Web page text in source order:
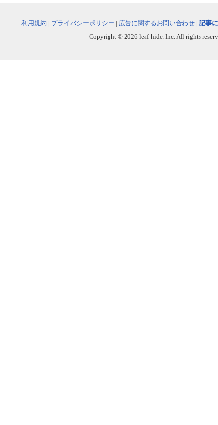
利用規約 | プライバシーポリシー | 広告に関するお問い合わせ | 記事
Copyright © 2026 leaf-hide, Inc. All rights